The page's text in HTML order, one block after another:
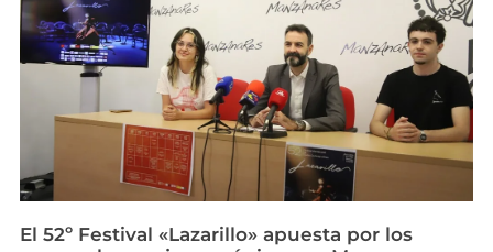
El 52º Festival «Lazarillo» apuesta por los